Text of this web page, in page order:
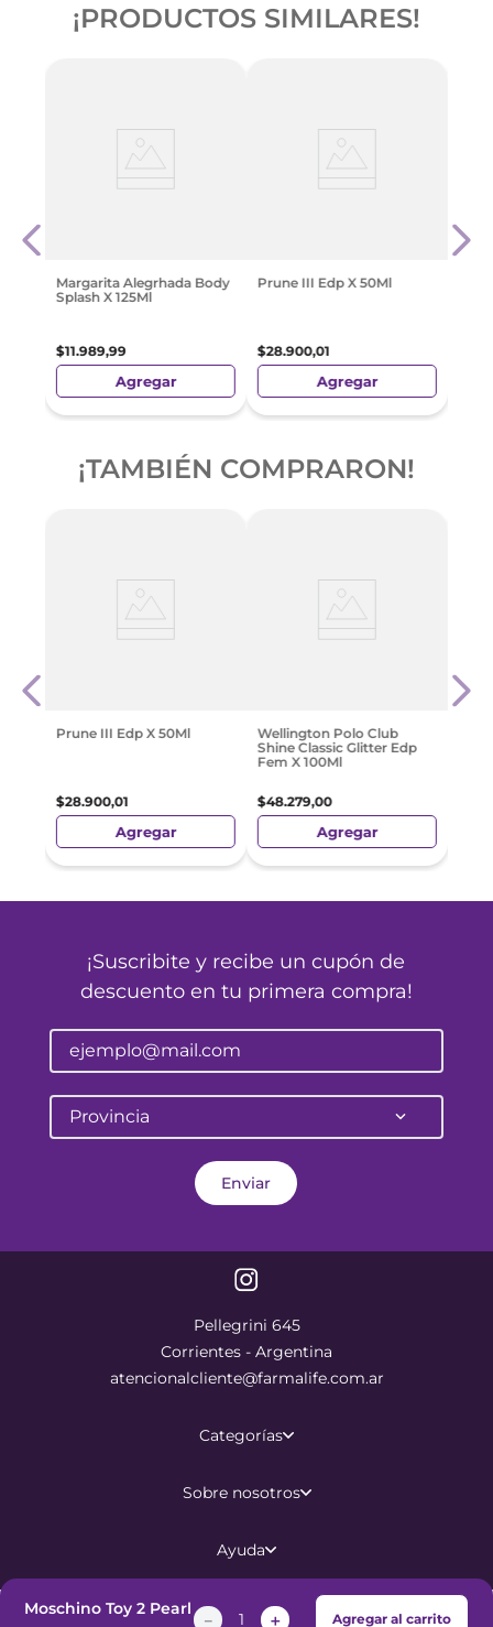
Moschino Toy 2 Pearl
＋
－ Agregar al carrito
¡PRODUCTOS SIMILARES!
Margarita Alegrhada Body
Splash X 125Ml
$11.989,99
Agregar
Prune III Edp X 50Ml
$28.900,01
Agregar
¡TAMBIÉN COMPRARON!
Prune III Edp X 50Ml
$28.900,01
Agregar
Wellington Polo Club
Shine Classic Glitter Edp
Fem X 100Ml
$48.279,00
Agregar
¡Suscribite y recibe un cupón de
descuento en tu primera compra!
Provincia
Enviar
Pellegrini 645
Corrientes - Argentina
atencionalcliente@farmalife.com.ar
Categorías
Sobre nosotros
Ayuda